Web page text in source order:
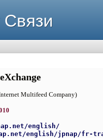
Связи